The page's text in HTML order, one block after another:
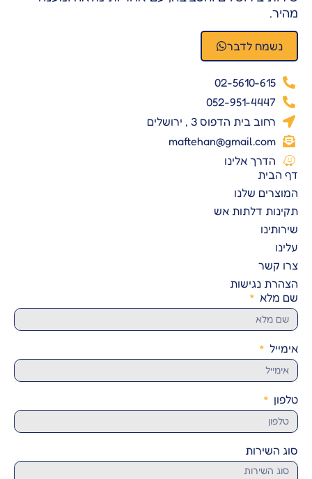
מהיר.
נשמח לדבר
02-5610-615
052-951-4447
רחוב בית הדפוס 3 , ירושלים
maftehan@gmail.com
הדרך אלינו
דף הבית
המוצרים שלנו
תקינות דלתות אש
שירותינו
עלינו
צרו קשר
הצהרת נגישות
שם מלא
אימייל
טלפון
סוג השירות